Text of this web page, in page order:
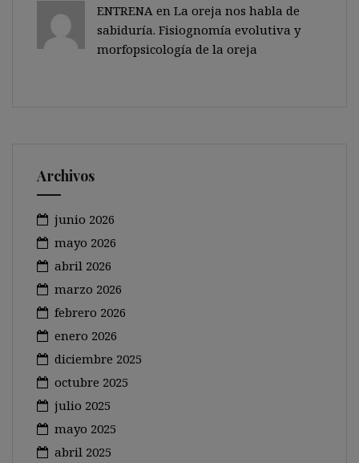
ENTRENA en La oreja nos habla de
sabiduría. Fisiognomía evolutiva y
morfopsicología de la oreja
Archivos
junio 2026
mayo 2026
abril 2026
marzo 2026
febrero 2026
enero 2026
diciembre 2025
octubre 2025
julio 2025
mayo 2025
abril 2025